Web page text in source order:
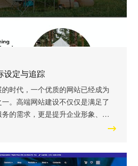
设定与追踪
时代，一个优质的网站已经成为
。高端网站建设不仅仅是满足了
的需求，更是提升企业形象、吸
争优势的利器。那么，在建设高
。一个成功的网站必须要有明确
样才能更好地满足企业的需求。目